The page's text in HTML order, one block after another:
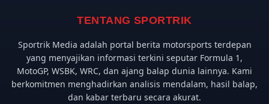
TENTANG SPORTRIK
Sportrik Media adalah portal berita motorsports terdepan
yang menyajikan informasi terkini seputar Formula 1,
MotoGP, WSBK, WRC, dan ajang balap dunia lainnya. Kami
berkomitmen menghadirkan analisis mendalam, hasil balap,
dan kabar terbaru secara akurat.